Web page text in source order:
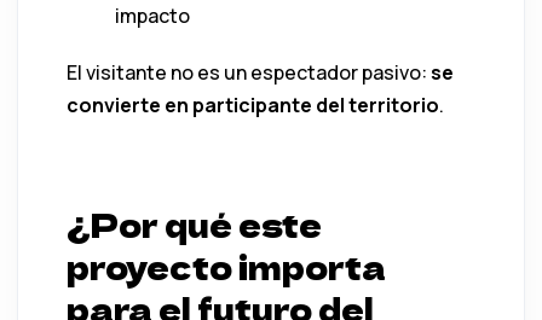
impacto
El visitante no es un espectador pasivo:se
convierte en participante del territorio.
¿Por qué este
proyecto importa
para el futuro del